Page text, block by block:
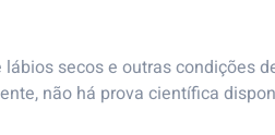
secos e outras condições
não há prova científica